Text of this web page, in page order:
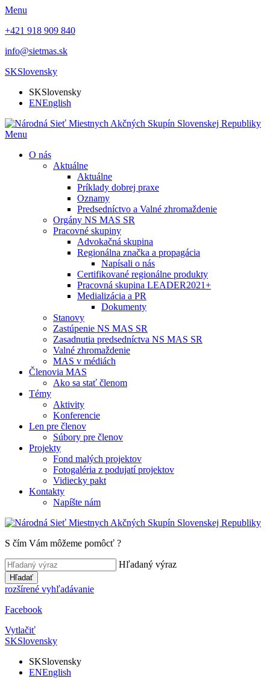
Menu
+421 918 909 840
info@sietmas.sk
SKSlovensky
SKSlovensky
ENEnglish
Menu
O nás
Aktuálne
Aktuálne
Príklady dobrej praxe
Oznamy
Predsedníctvo a Valné zhromaždenie
Orgány NS MAS SR
Pracovné skupiny
Advokačná skupina
Regionálna značka a propagácia
Napísali o nás
Certifikované regionálne produkty
Pracovná skupina LEADER2021+
Medializácia a PR
Dokumenty
Stanovy
Zastúpenie NS MAS SR
Zasadnutia predsedníctva NS MAS SR
Valné zhromaždenie
MAS v médiách
Členovia MAS
Ako sa stať členom
Témy
Aktivity
Konferencie
Len pre členov
Súbory pre členov
Projekty
Fond malých projektov
Fotogaléria z podujatí projektov
Vidiecky pakt
Kontakty
Napíšte nám
S čím Vám môžeme pomôcť ?
Hľadaný výraz
Hľadať
rozšírené vyhľadávanie
Facebook
Vytlačiť
SKSlovensky
SKSlovensky
ENEnglish